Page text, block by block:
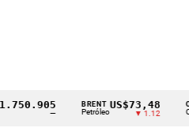
BRENT
Petróleo
US$73,48
▼ 1.12
ORO
Onza